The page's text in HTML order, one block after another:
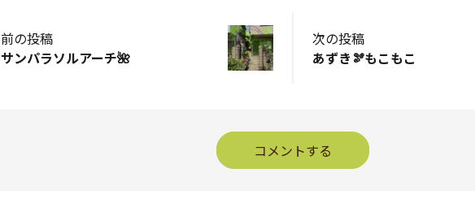
前の投稿
サンパラソルアーチ🌺
次の投稿
あずき🫘もこもこ
コメントする